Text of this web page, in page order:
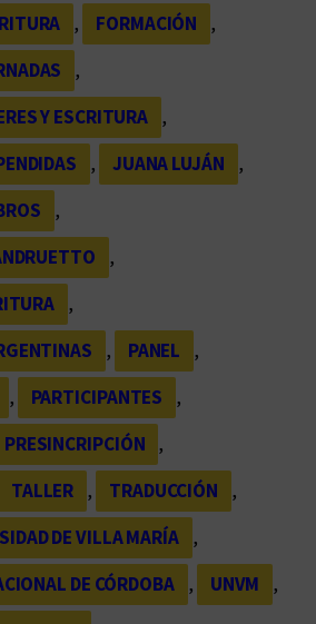
, FORMACIÓN
,
,
Y ESCRITURA
,
, JUANA LUJÁN
,
,
,
,
, PANEL
,
, PARTICIPANTES
,
PRESINCRIPCIÓN
,
TALLER , TRADUCCIÓN
,
DE VILLA MARÍA
,
DE CÓRDOBA
, UNVM